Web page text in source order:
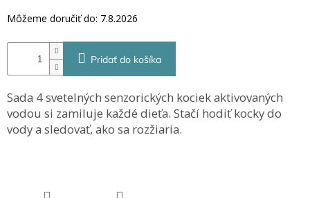
Môžeme doručiť do: 7.8.2026
Pridať do košíka
Sada 4 svetelných senzorických kociek aktivovaných
vodou si zamiluje každé dieťa. Stačí hodiť kocky do
vody a sledovať, ako sa rozžiaria.